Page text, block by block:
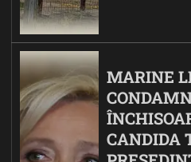
MARINE
CANDIDA